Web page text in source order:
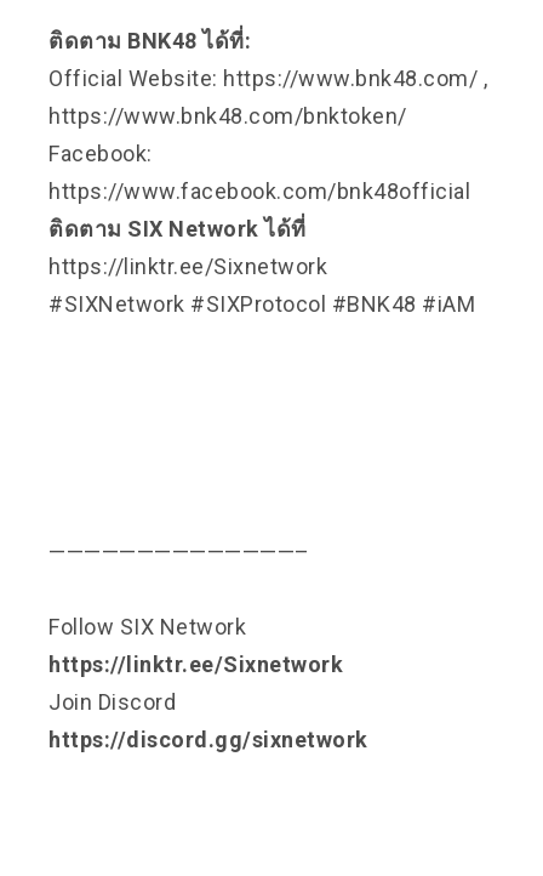
ติดตาม BNK48 ได้ที่:
Official Website: https://www.bnk48.com/ ,
https://www.bnk48.com/bnktoken/
Facebook:
https://www.facebook.com/bnk48official
ติดตาม SIX Network ได้ที่
https://linktr.ee/Sixnetwork
#SIXNetwork #SIXProtocol #BNK48 #iAM
——————————————–
Follow SIX Network
https://linktr.ee/Sixnetwork
Join Discord
https://discord.gg/sixnetwork